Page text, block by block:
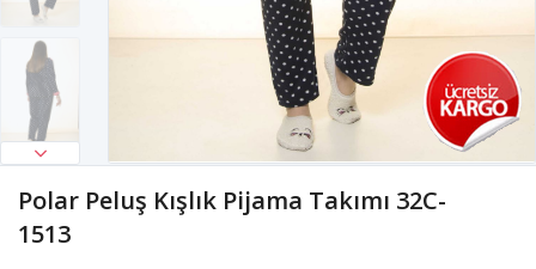
Polar Peluş Kışlık Pijama Takımı 32C-
1513